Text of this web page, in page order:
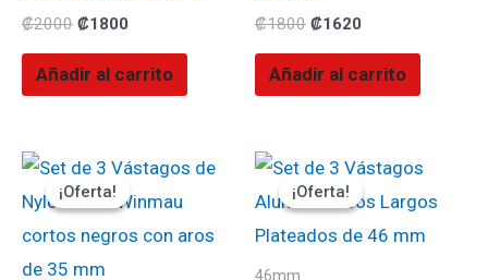
₡2000 ₡1800
Añadir al carrito
₡1800 ₡1620
Añadir al carrito
¡Oferta!
¡Oferta!
El
precio
original
₡1500.
El
precio
actual
₡1350.
¡Oferta!
¡Oferta!
El
precio
original
₡1500.
El
precio
actual
₡1350.